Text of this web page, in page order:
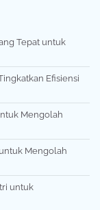
Tepat untuk
Efisiensi
Mengolah
Mengolah
untuk